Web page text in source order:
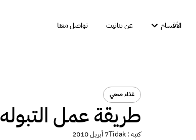
الأقسام عن بنانيت تواصل معنا
غذاء صحي
طريقة عمل التبوله
كتبه :Tidak7 أبريل 2010